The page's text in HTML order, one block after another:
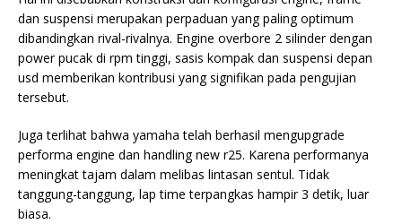
dan suspensi merupakan perpaduan yang paling optimum
dibandingkan rival-rivalnya. Engine overbore 2 silinder dengan
power pucak di rpm tinggi, sasis kompak dan suspensi depan
usd memberikan kontribusi yang signifikan pada pengujian
tersebut.
Juga terlihat bahwa yamaha telah berhasil mengupgrade
performa engine dan handling new r25. Karena performanya
meningkat tajam dalam melibas lintasan sentul. Tidak
tanggung-tanggung, lap time terpangkas hampir 3 detik, luar
biasa.